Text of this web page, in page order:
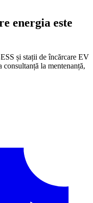
energia este
și stații de încărcare EV
la mentenanță,